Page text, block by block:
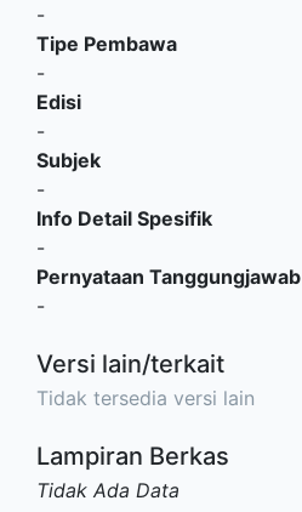
-
Tipe Pembawa
-
Edisi
-
Subjek
-
Info Detail Spesifik
-
Pernyataan Tanggungjawab
-
Versi lain/terkait
Tidak tersedia versi lain
Lampiran Berkas
Tidak Ada Data